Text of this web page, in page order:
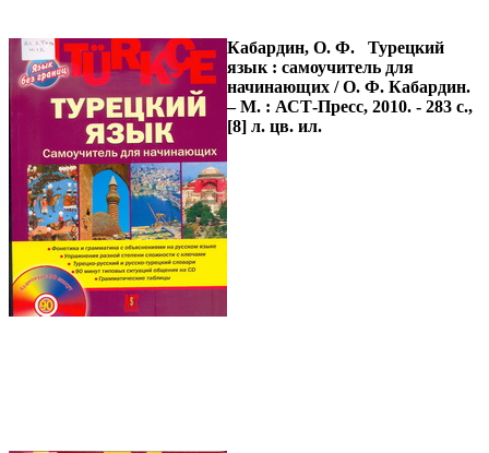
Кабардин, О. Ф. Турецкий
язык : самоучитель для
начинающих / О. Ф. Кабардин.
– М. : АСТ-Пресс, 2010. - 283 с.,
[8] л. цв. ил.